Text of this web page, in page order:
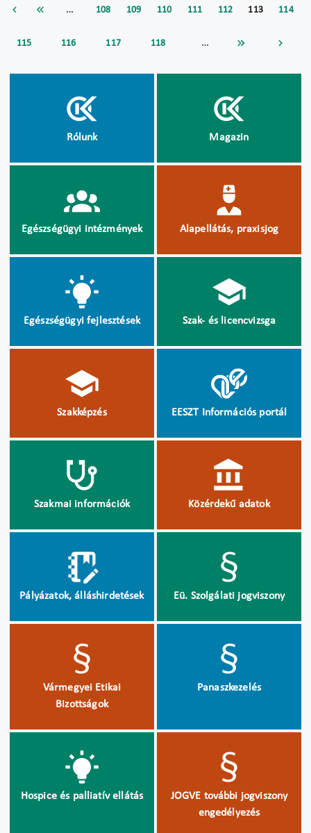
… 108 109 110 111 112 113 114
115 116 117 118 …
Rólunk Magazin
Egészségügyi intézmények Alapellátás, praxisjog
Egészségügyi fejlesztések Szak- és licencvizsga
Szakképzés EESZT Információs portál
Szakmai információk Közérdekű adatok
Pályázatok, álláshirdetések Eü. Szolgálati jogviszony
Vármegyei Etikai
Bizottságok
Panaszkezelés
Hospice és palliatív ellátás
JOGVE további jogviszony
engedélyezés